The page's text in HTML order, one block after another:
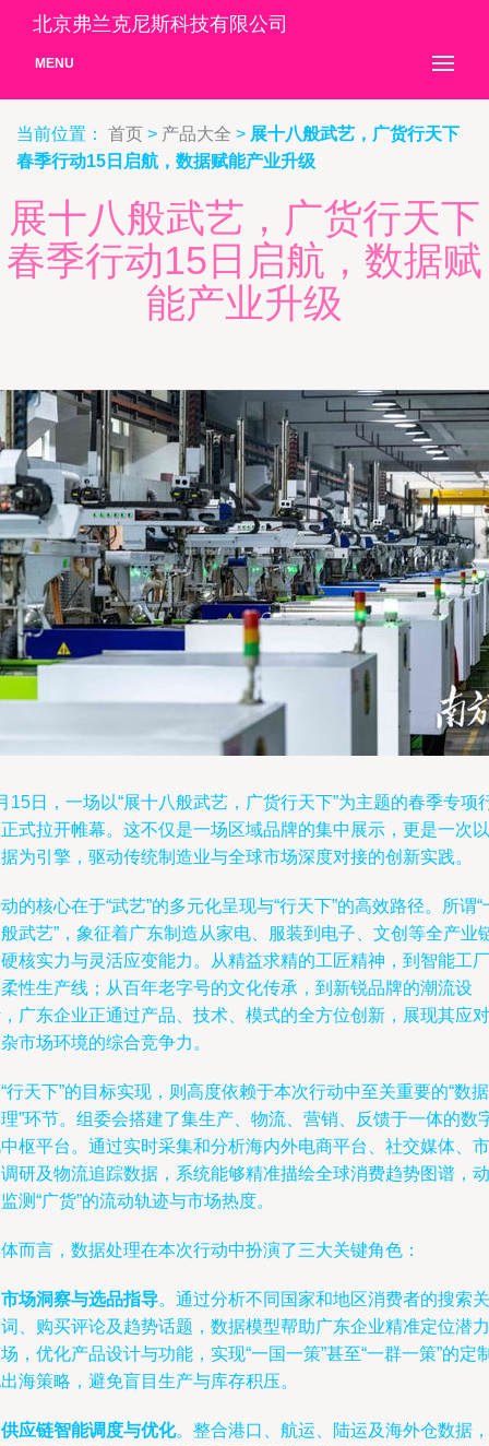
北京弗兰克尼斯科技有限公司
MENU
当前位置： 首页 > 产品大全 > 展十八般武艺，广货行天下
春季行动15日启航，数据赋能产业升级
展十八般武艺，广货行天下
春季行动15日启航，数据赋
能产业升级
15日，一场以“展十八般武艺，广货行天下”为主题的春季专项
式拉开帷幕。这不仅是一场区域品牌的集中展示，更是一次以
为引擎，驱动传统制造业与全球市场深度对接的创新实践。
的核心在于“武艺”的多元化呈现与“行天下”的高效路径。所谓“
武艺”，象征着广东制造从家电、服装到电子、文创等全产业
核实力与灵活应变能力。从精益求精的工匠精神，到智能工厂
性生产线；从百年老字号的文化传承，到新锐品牌的潮流设
广东企业正通过产品、技术、模式的全方位创新，展现其应对
市场环境的综合竞争力。
行天下”的目标实现，则高度依赖于本次行动中至关重要的“数据
”环节。组委会搭建了集生产、物流、营销、反馈于一体的数
枢平台。通过实时采集和分析海内外电商平台、社交媒体、市
研及物流追踪数据，系统能够精准描绘全球消费趋势图谱，动
测“广货”的流动轨迹与市场热度。
而言，数据处理在本次行动中扮演了三大关键角色：
市场洞察与选品指导。通过分析不同国家和地区消费者的搜索关
、购买评论及趋势话题，数据模型帮助广东企业精准定位潜力
，优化产品设计与功能，实现“一国一策”甚至“一群一策”的定
海策略，避免盲目生产与库存积压。
供应链智能调度与优化。整合港口、航运、陆运及海外仓数据，